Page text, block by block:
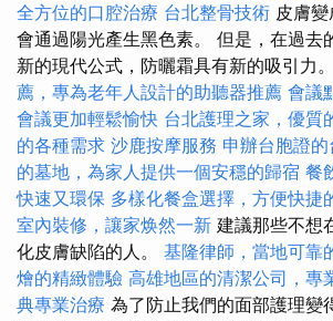
全方位的口腔治療 台北整骨技術 皮膚
會通過陽光產生黑色素。 但是，在過去
新的現代公式，防曬霜具有新的吸引力。
薦，專為老年人設計的助聽器推薦 會議
會議更加輕鬆愉快 台北護理之家，優質
的各種需求 沙鹿按摩服務 申辦台胞證
的墓地，為家人提供一個安穩的歸宿 餐
快速又環保 多樣化餐盒選擇，方便快捷
室內裝修，讓家焕然一新 建議那些不想
化皮膚缺陷的人。 基隆律師，當地可靠
燴的精緻體驗 高雄地區的清潔公司，專
典專業治療 為了防止我們的面部護理變